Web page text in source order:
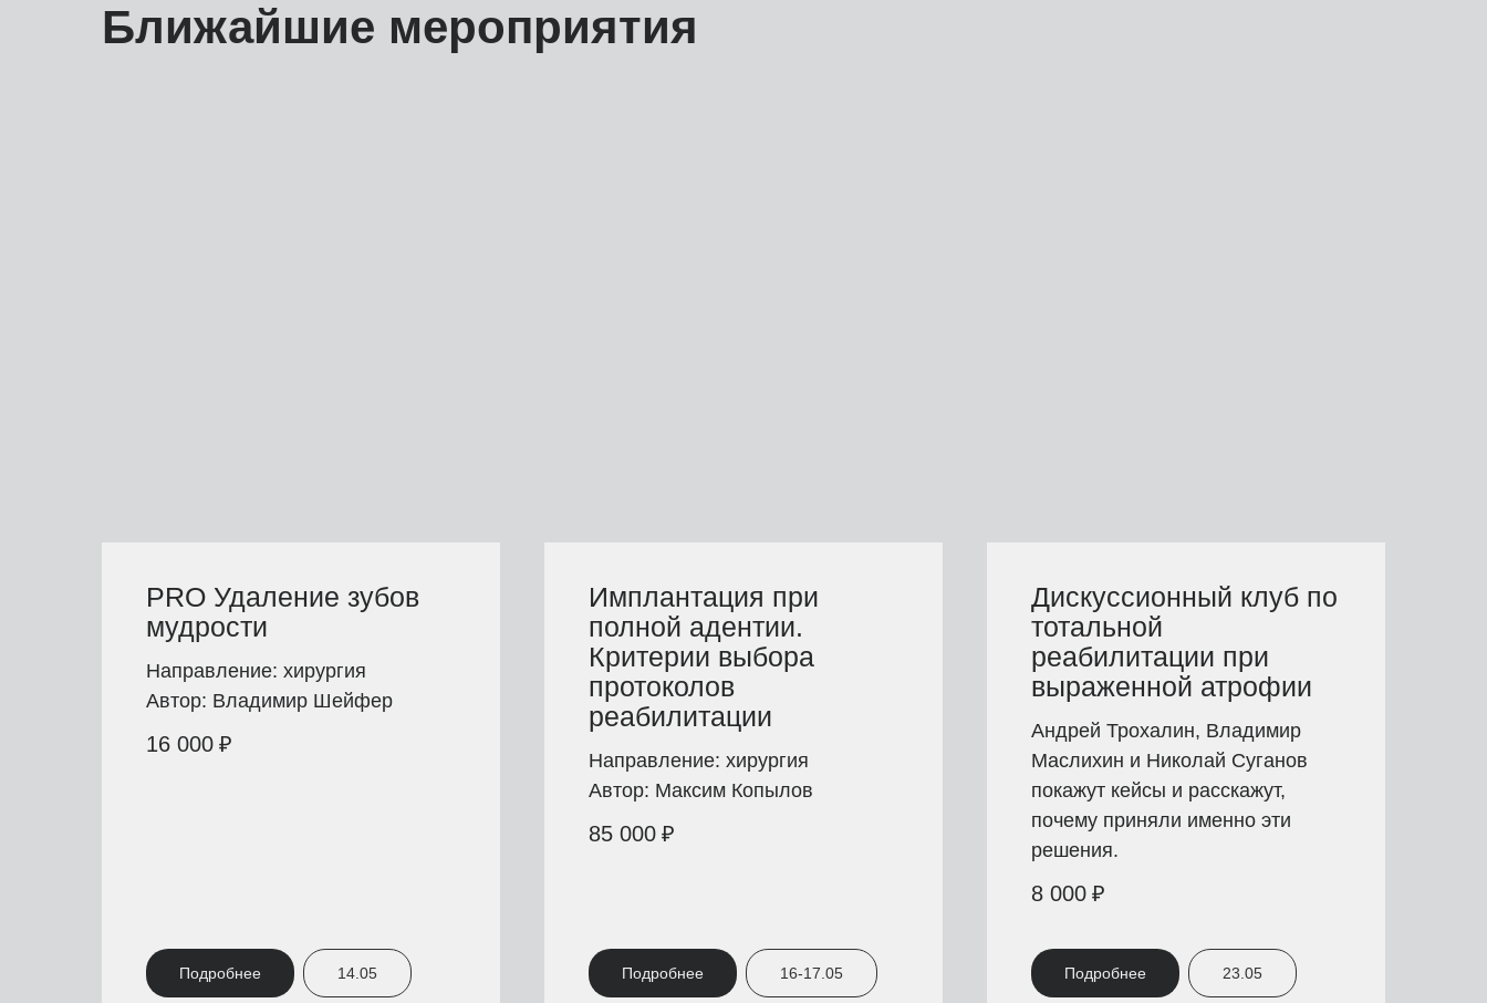
Ближайшие мероприятия
PRO Удаление зубов
мудрости
Направление: хирургия
Автор: Владимир Шейфер
16 000 ₽
Подробнее 14.05
Имплантация при
полной адентии.
Критерии выбора
протоколов
реабилитации
Направление: хирургия
Автор: Максим Копылов
85 000 ₽
Подробнее 16-17.05
Дискуссионный клуб по
тотальной
реабилитации при
выраженной атрофии
Андрей Трохалин, Владимир
Маслихин и Николай Суганов
покажут кейсы и расскажут,
почему приняли именно эти
решения.
8 000 ₽
Подробнее 23.05